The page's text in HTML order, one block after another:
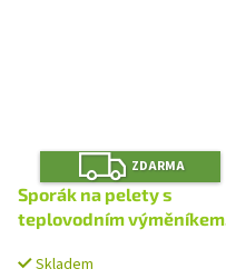
Z
D
A
R
M
A
ZDARMA
Sporák na pelety s
teplovodním výměníkem
antracit
Skladem